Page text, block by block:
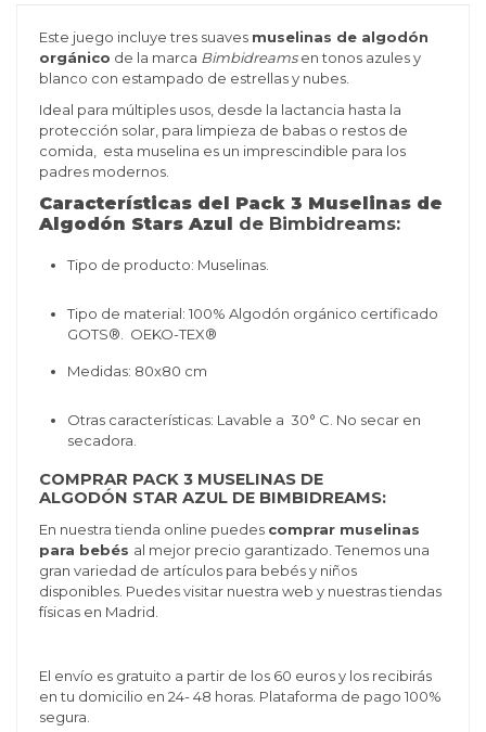
Este juego incluye tres suaves muselinas de algodón
orgánico de la marca Bimbidreamsen tonos azules y
blanco con estampado de estrellas y nubes.
Ideal para múltiples usos, desde la lactancia hasta la
protección solar, para limpieza de babas o restos de
comida, esta muselina es un imprescindible para los
padres modernos.
Características del Pack 3 Muselinas de
Algodón Stars Azul de Bimbidreams:
Tipo de producto: Muselinas.
Tipo de material: 100% Algodón orgánico certificado
GOTS®. OEKO-TEX®
Medidas: 80x80 cm
Otras características: Lavable a 30° C. No secar en
secadora.
COMPRAR PACK 3 MUSELINAS DE
ALGODÓN STAR AZUL DE BIMBIDREAMS:
En nuestra tienda online puedes comprar muselinas
para bebés al mejor precio garantizado. Tenemos una
gran variedad de artículos para bebés y niños
disponibles. Puedes visitar nuestra web y nuestras tiendas
físicas en Madrid.
El envío es gratuito a partir de los 60 euros y los recibirás
en tu domicilio en 24- 48 horas. Plataforma de pago 100%
segura.